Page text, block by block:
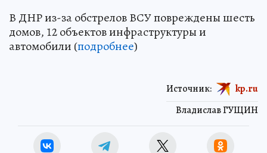
В ДНР из-за обстрелов ВСУ повреждены шесть
домов, 12 объектов инфраструктуры и
автомобили (подробнее)
Владислав ГУЩИН
Источник: kp.ru